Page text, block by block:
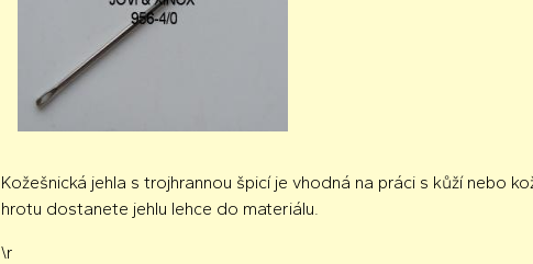
Kožešnická jehla s trojhrannou špicí je vhodná na práci s kůží nebo
hrotu dostanete jehlu lehce do materiálu.
\r